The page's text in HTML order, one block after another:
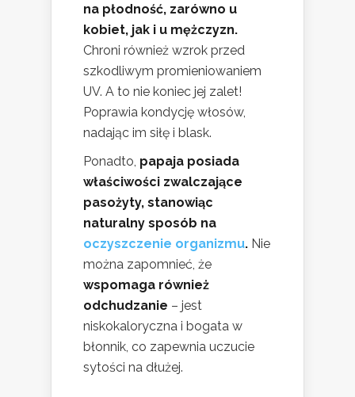
na płodność, zarówno u
kobiet, jak i u mężczyzn.
Chroni również wzrok przed
szkodliwym promieniowaniem
UV. A to nie koniec jej zalet!
Poprawia kondycję włosów,
nadając im siłę i blask.
Ponadto, papaja posiada
właściwości zwalczające
pasożyty, stanowiąc
naturalny sposób na
oczyszczenie organizmu. Nie
można zapomnieć, że
wspomaga również
odchudzanie – jest
niskokaloryczna i bogata w
błonnik, co zapewnia uczucie
sytości na dłużej.